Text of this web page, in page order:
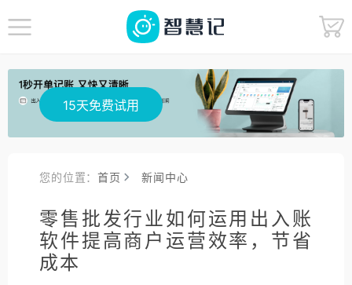
15天免费试用
您的位置：首页 新闻中心
零售批发行业如何运用出入账
软件提高商户运营效率，节省
成本